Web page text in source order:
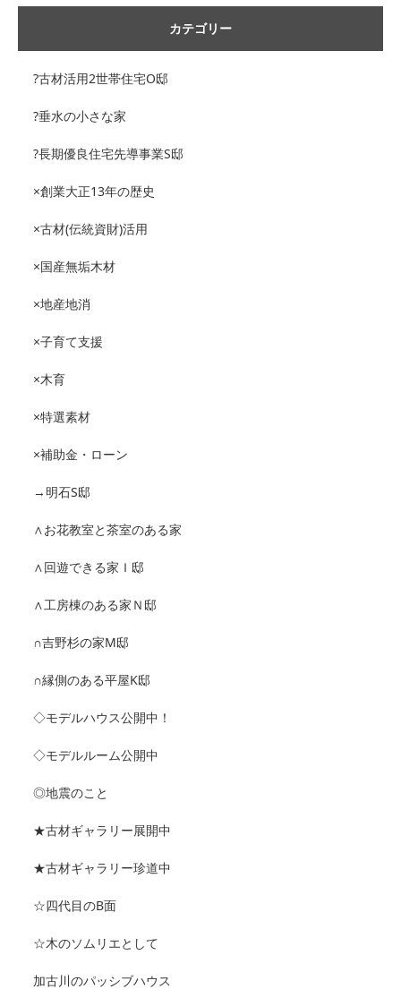
カテゴリー
?古材活用2世帯住宅O邸
?垂水の小さな家
?長期優良住宅先導事業S邸
×創業大正13年の歴史
×古材(伝統資財)活用
×国産無垢木材
×地産地消
×子育て支援
×木育
×特選素材
×補助金・ローン
→明石S邸
∧お花教室と茶室のある家
∧回遊できる家Ｉ邸
∧工房棟のある家Ｎ邸
∩吉野杉の家M邸
∩縁側のある平屋K邸
◇モデルハウス公開中！
◇モデルルーム公開中
◎地震のこと
★古材ギャラリー展開中
★古材ギャラリー珍道中
☆四代目のB面
☆木のソムリエとして
加古川のパッシブハウス